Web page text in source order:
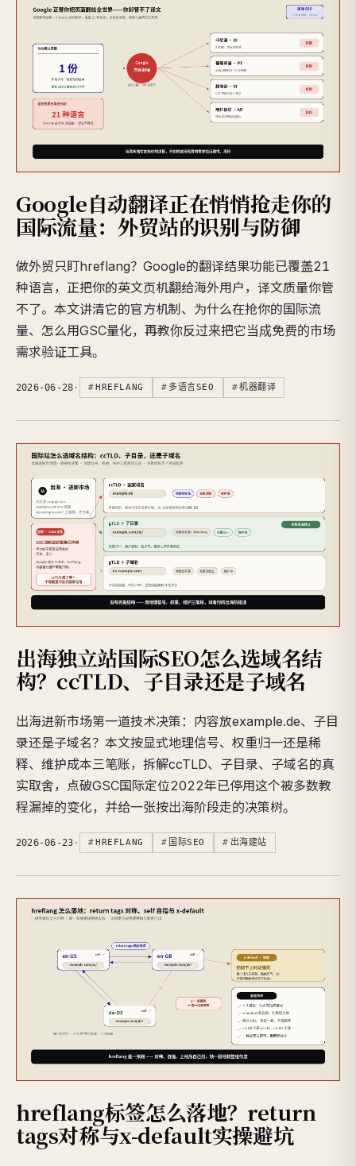
Google自动翻译正在悄悄抢走你的
国际流量：外贸站的识别与防御
做外贸只盯hreflang？Google的翻译结果功能已覆盖21
种语言，正把你的英文页机翻给海外用户，译文质量你管
不了。本文讲清它的官方机制、为什么在抢你的国际流
量、怎么用GSC量化，再教你反过来把它当成免费的市场
需求验证工具。
2026-06-28 · HREFLANG 多语言SEO 机器翻译
出海独立站国际SEO怎么选域名结
构？ccTLD、子目录还是子域名
出海进新市场第一道技术决策：内容放example.de、子目
录还是子域名？本文按显式地理信号、权重归一还是稀
释、维护成本三笔账，拆解ccTLD、子目录、子域名的真
实取舍，点破GSC国际定位2022年已停用这个被多数教
程漏掉的变化，并给一张按出海阶段走的决策树。
2026-06-23 · HREFLANG 国际SEO 出海建站
hreflang标签怎么落地？return
tags对称与x-default实操避坑